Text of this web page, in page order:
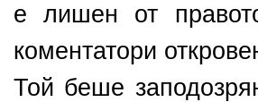
е лишен от
коментатори
Той беше